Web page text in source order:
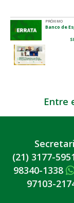
PRÓXIMO
Banco de
Entre
(21) 3177-
98340-1338
97103-